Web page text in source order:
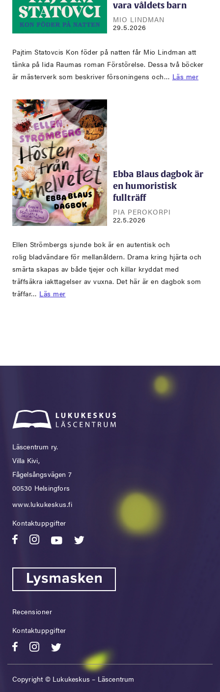
vara våldets barn
MIO LINDMAN
29.5.2026
Pajtim Statovcis Kon föder på natten får Mio Lindman att
tänka på Iida Raumas roman Förstörelse. Dessa två böcker
är mästerverk som beskriver försoningens och… Läs mer
Ebba Blaus dagbok är
en humoristisk
fullträff
PIA PEROKORPI
22.5.2026
Ellen Strömbergs sjunde bok är en autentisk och
rolig bladvändare för mellanåldern. Drama kring hjärta och
smärta skapas av både tjejer och killar kryddat med
träffsäkra iakttagelser av vuxna. Det här är en dagbok som
träffar… Läs mer
Läscentrum ry.
Villa Kivi,
Fågelsångsvägen 7
00530 Helsingfors
www.lukukeskus.fi
Kontaktuppgifter
Recensioner
Kontaktuppgifter
Copyright © Lukukeskus – Läscentrum